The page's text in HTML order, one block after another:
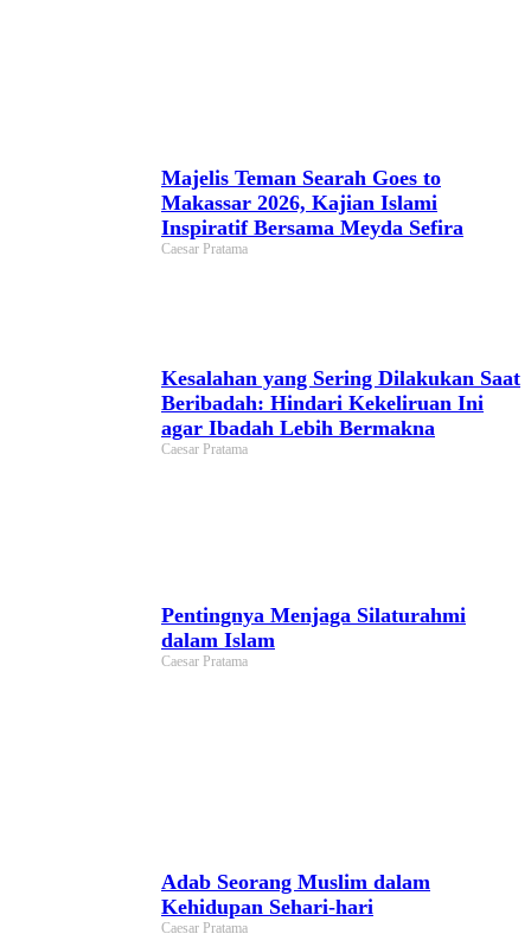
Majelis Teman Searah Goes to
Makassar 2026, Kajian Islami
Inspiratif Bersama Meyda Sefira
Caesar Pratama
Kesalahan yang Sering Dilakukan Saat
Beribadah: Hindari Kekeliruan Ini
agar Ibadah Lebih Bermakna
Caesar Pratama
Pentingnya Menjaga Silaturahmi
dalam Islam
Caesar Pratama
Adab Seorang Muslim dalam
Kehidupan Sehari-hari
Caesar Pratama